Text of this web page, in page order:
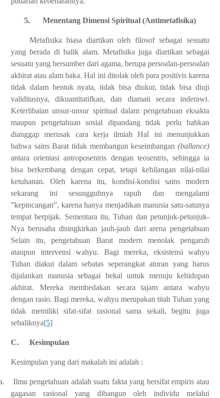
5. Menentang Dimensi Spiritual (Antimetafisika)
Metafisika biasa diartikan oleh filosof sebagai sesuatu
yang berada di balik alam. Metafisika juga diartikan sebagai
sesuatu yang bersumber dari agama, berupa persoalan-persoalan
akhirat atau alam baka. Hal ini ditolak oleh para positivis karena
tidak dalam bentuk nyata, tidak bisa diukur, tidak bisa diuji
validitasnya, dikuantitatifkan, dan diamati secara inderawi.
Keterlibatan unsur-unsur spiritual dalam pengetahuan eksakta
maupun pengetahuan sosial dipandang tidak perlu bahkan
dianggap merusak cara kerja ilmiah Hal ini menunjukkan
bahwa sains Barat tidak membangun keseimbangan (ballance)
antara orientasi antroposentris dengan teosentris, sehingga ia
bisa berkembang dengan cepat, tetapi kehilangan nilai-nilai
ketuhanan. Oleh karena itu, kondisi-kondisi sains modern
sekarang ini sesungguhnya rapuh dan mengalami
”kepincangan”, karena hanya menjadikan manusia satu-satunya
tempat berpijak. Sementara itu, Tuhan dan petunjuk-petunjuk-
Nya berusaha disingkirkan jauh-jauh dari arena pengetahuan
Selain itu, pengetahuan Barat modern menolak pengaruh
ataupun intervensi wahyu. Bagi mereka, eksistensi wahyu
Tuhan diakui dalam sebatas seperangkat aturan yang harus
dijalankan manusia sebagai bekal untuk menuju kehidupan
akhirat. Mereka membedakan secara tajam antara wahyu
dengan rasio. Bagi mereka, wahyu merupakan titah Tuhan yang
tidak memiliki sifat-sifat rasional sama sekali, begitu juga
sebaliknya[5]
C. Kesimpulan
Kesimpulan yang dari makalah ini adalah :
Ilmu pengetahuan adalah suatu fakta yang bersifat empiris atau
gagasan rasional yang dibangun oleh individu melalui